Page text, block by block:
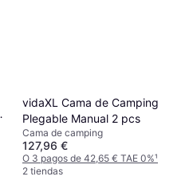
vidaXL Cama de Camping
Plegable Manual 2 pcs
Cama de camping
127,96 €
O 3 pagos de 42,65 € TAE 0%¹
2 tiendas